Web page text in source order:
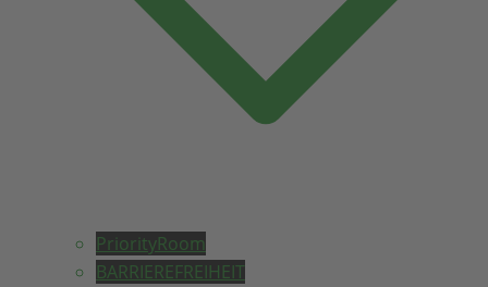
PriorityRoom
BARRIEREFREIHEIT